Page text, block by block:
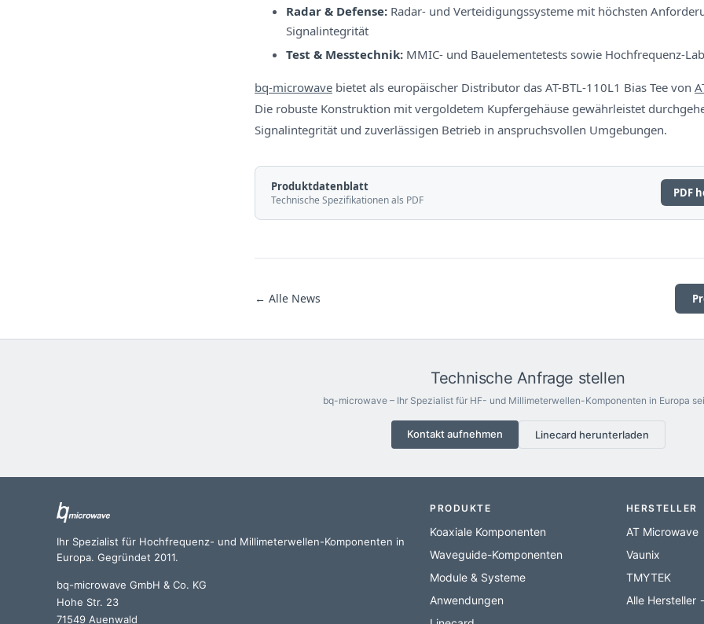
Radar & Defense: Radar- und Verteidigungssysteme mit höchsten
Signalintegrität
Test & Messtechnik: MMIC- und Bauelementetests sowie Hochfrequenz-
bq-microwave bietet als europäischer Distributor das AT-BTL-110L1 Bias Tee von
Die robuste Konstruktion mit vergoldetem Kupfergehäuse gewährleistet
Signalintegrität und zuverlässigen Betrieb in anspruchsvollen Umgebungen.
Produktdatenblatt
Technische Spezifikationen als PDF PDF
← Alle News
Technische Anfrage stellen
bq-microwave – Ihr Spezialist für HF- und Millimeterwellen-Komponenten in Europa
Kontakt aufnehmen Linecard herunterladen
Ihr Spezialist für Hochfrequenz- und Millimeterwellen-Komponenten in
Europa. Gegründet 2011.
bq-microwave GmbH & Co. KG
Hohe Str. 23
71549 Auenwald
PRODUKTE
Koaxiale Komponenten
Waveguide-Komponenten
Module & Systeme
Anwendungen
HERSTELLER
AT Microwave
Vaunix
TMYTEK
Alle Hersteller